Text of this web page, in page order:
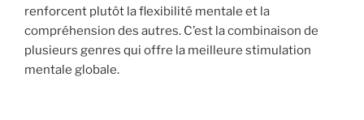
renforcent plutôt la flexibilité mentale et la
compréhension des autres. C’est la combinaison de
plusieurs genres qui offre la meilleure stimulation
mentale globale.